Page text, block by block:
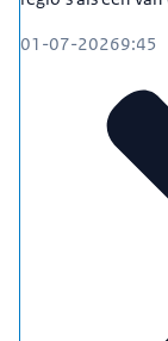
01-07-20269:45